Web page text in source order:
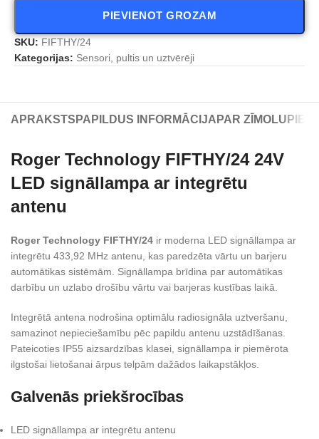
PIEVIENOT GROZAM
SKU: FIFTHY/24
Kategorijas: Sensori, pultis un uztvērēji
APRAKSTS PAPILDUS INFORMĀCIJA PAR ZĪMOLU
Roger Technology FIFTHY/24 24V
LED signāllampa ar integrētu
antenu
Roger Technology FIFTHY/24 ir moderna LED signāllampa ar
integrētu 433,92 MHz antenu, kas paredzēta vārtu un barjeru
automātikas sistēmām. Signāllampa brīdina par automātikas
darbību un uzlabo drošību vārtu vai barjeras kustības laikā.
Integrētā antena nodrošina optimālu radiosignāla uztveršanu,
samazinot nepieciešamību pēc papildu antenu uzstādīšanas.
Pateicoties IP55 aizsardzības klasei, signāllampa ir piemērota
ilgstošai lietošanai ārpus telpām dažādos laikapstākļos.
Galvenās priekšrocības
LED signāllampa ar integrētu antenu